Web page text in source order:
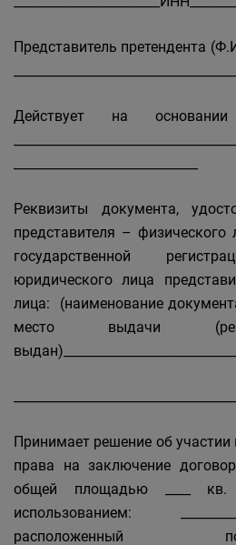
Представитель претендента
Действует на
Реквизиты документа,
представителя –
государственной
юридического лица
лица: (наименование
место выдачи
Принимает решение об
права на заключение
общей площадью ____
использованием: